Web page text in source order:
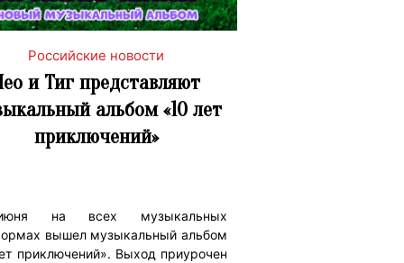
Российские новости
и Тиг представляют
альбом «10 лет
приключений»
на всех музыкальных
вышел музыкальный альбом
приключений». Выход приурочен